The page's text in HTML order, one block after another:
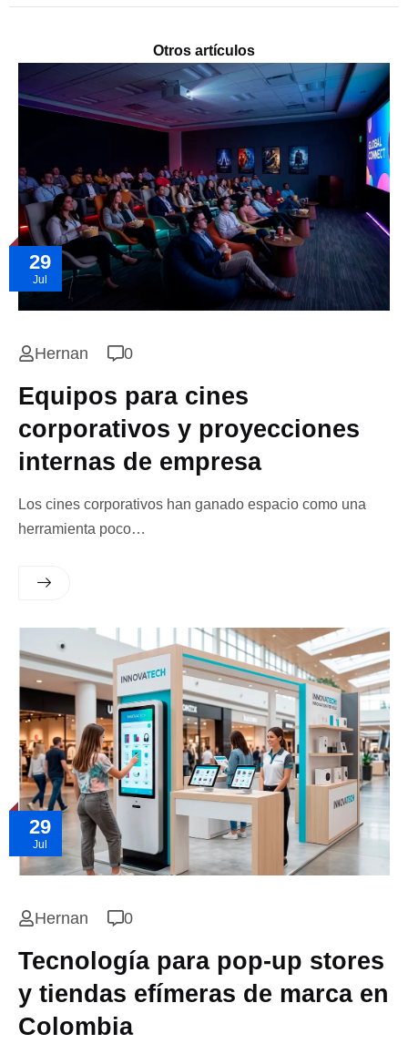
Otros artículos
29
Jul
Hernan 0
Equipos para cines
corporativos y proyecciones
internas de empresa
Los cines corporativos han ganado espacio como una
herramienta poco…
29
Jul
Hernan 0
Tecnología para pop-up stores
y tiendas efímeras de marca en
Colombia